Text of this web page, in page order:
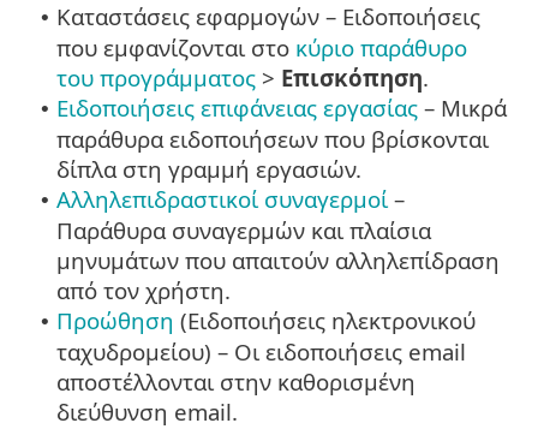
• Καταστάσεις εφαρμογών – Ειδοποιήσεις
που εμφανίζονται στο κύριο παράθυρο
του προγράμματος > Επισκόπηση.
• Ειδοποιήσεις επιφάνειας εργασίας – Μικρά
παράθυρα ειδοποιήσεων που βρίσκονται
δίπλα στη γραμμή εργασιών.
• Αλληλεπιδραστικοί συναγερμοί –
Παράθυρα συναγερμών και πλαίσια
μηνυμάτων που απαιτούν αλληλεπίδραση
από τον χρήστη.
• Προώθηση (Ειδοποιήσεις ηλεκτρονικού
ταχυδρομείου) – Οι ειδοποιήσεις email
αποστέλλονται στην καθορισμένη
διεύθυνση email.